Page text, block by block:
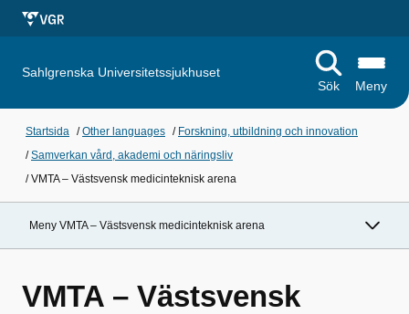
Sahlgrenska Universitetssjukhuset
Sök
Meny
Startsida /Other languages / Forskning, utbildning och innovation
/Samverkan vård, akademi och näringsliv
/VMTA – Västsvensk medicinteknisk arena
Meny VMTA – Västsvensk medicinteknisk arena
VMTA – Västsvensk